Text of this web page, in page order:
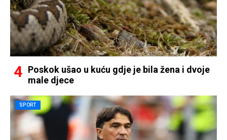
Poskok ušao u kuću gdje je bila žena i dvoje
male djece
SPORT